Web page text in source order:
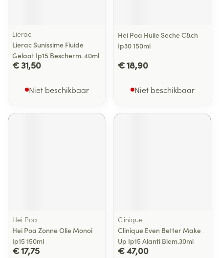
Lierac
Lierac Sunissime Fluide
Gelaat Ip15 Bescherm. 40ml
€ 31,50
Niet beschikbaar
Hei Poa Huile Seche C&ch
Ip30 150ml
€ 18,90
Niet beschikbaar
Hei Poa
Hei Poa Zonne Olie Monoi
Ip15 150ml
€ 17,75
Clinique
Clinique Even Better Make
Up Ip15 Alanti Blem.30ml
€ 47,00